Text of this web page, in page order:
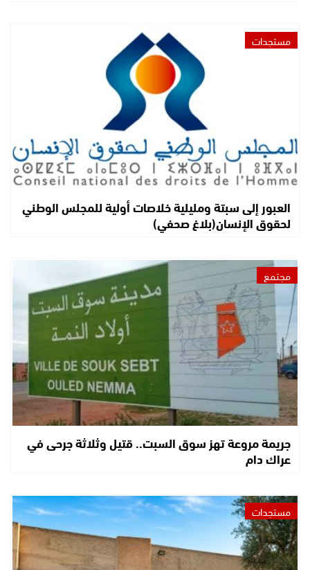
مستجدات
العبور إلى سبتة ومليلية خلاصات أولية للمجلس الوطني
لحقوق الإنسان(بلاغ صحفي)
مجتمع
جريمة مروعة تهز سوق السبت.. قتيل وثلاثة جرحى في
عراك دام
مستجدات